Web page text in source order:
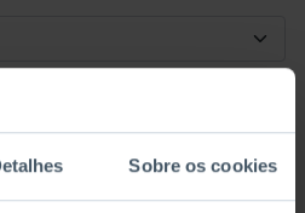
Sobre os cookies